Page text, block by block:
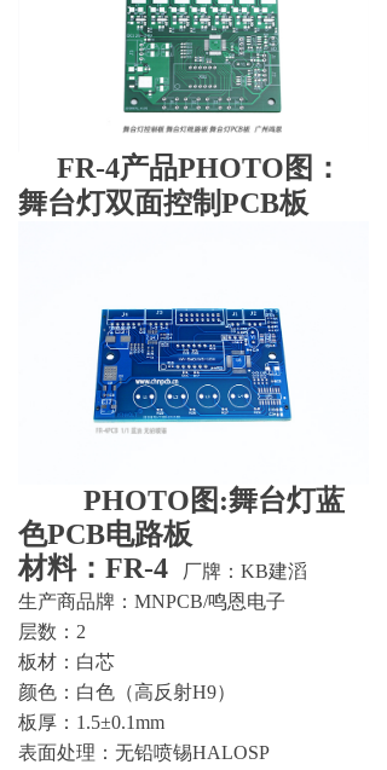
FR-4产品PHOTO图：
舞台灯双面控制PCB板
PHOTO图:舞台灯蓝
色PCB电路板
材料：FR-4
厂牌：KB建滔
生产商品牌：MNPCB/鸣恩电子
层数：2
板材：白芯
颜色：白色（高反射H9）
板厚：1.5±0.1mm
表面处理：无铅喷锡HALOSP